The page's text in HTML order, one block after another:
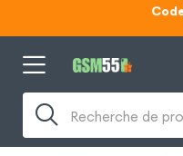
Lunettes
Recherche de